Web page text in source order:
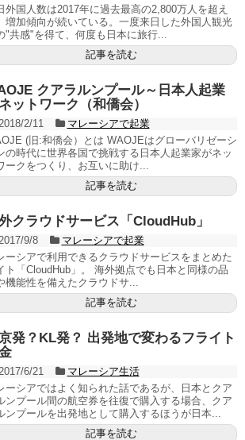
外国人数は2017年に過去最高の2,800万人を超え
増加傾向が続いている。一度来日した外国人観光
"共感"を得て、何度も日本に旅行...
記事を読む
クアラルンプール～日本人起業
ットワーク（和僑会）
2/11
マレーシアで起業
(旧:和僑会）とは WAOJEはグローバリゼーシ
の時代に世界各国で挑戦する日本人起業家がネッ
ークをつくり、お互いに助け...
記事を読む
クラウドサービス「CloudHub」
9/8
マレーシアで起業
ーシアで利用できるクラウドサービスをまとめた
ト「CloudHub」。 海外拠点でも日本と同様の品
機能性を備えたクラウドサ...
記事を読む
発？KL発？ 出発地で変わるフライト
6/21
マレーシア生活
ーシアではよく知られた話であるが、日本とクア
ンプール間の航空券を往復で購入する場合、クア
ンプールを出発地として購入するほうが日本...
記事を読む